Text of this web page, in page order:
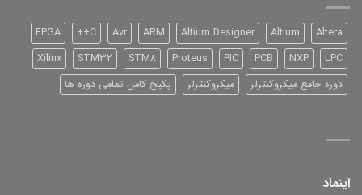
آن
Altera
Altium
Altium Designer
ARM
Avr
C++
FPGA
LPC
NXP
PCB
PIC
Proteus
STM8
STM32
Xilinx
دوره جامع میکروکنترلر
میکروکنترلر پکیج کامل تمامی دوره ها
اینماد